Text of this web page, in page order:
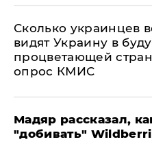
Сколько украинцев
видят Украину в
процветающей
опрос КМИС
Мадяр рассказал,
"добивать"